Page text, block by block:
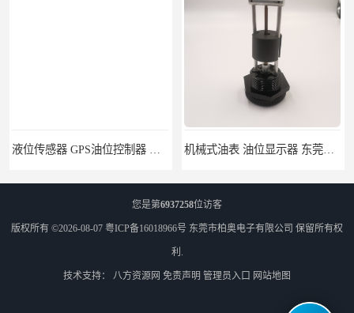
液位传感器 GPS油位控制器 油耗传感器厂家 机械式油表 油位显示器 东莞仪表厂家
您是第6937258位访客
版权所有 ©2026-08-07 粤ICP备16018966号 东莞市柏奥电子有限公司 保留所有权
利.
技术支持： 八方资源网 免责声明 管理员入口 网站地图